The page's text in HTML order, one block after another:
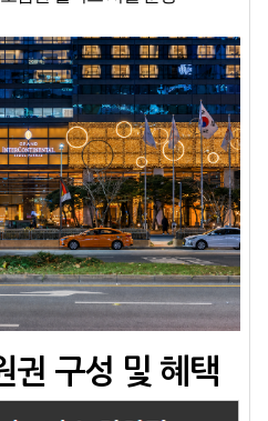
권 구성 및 혜택